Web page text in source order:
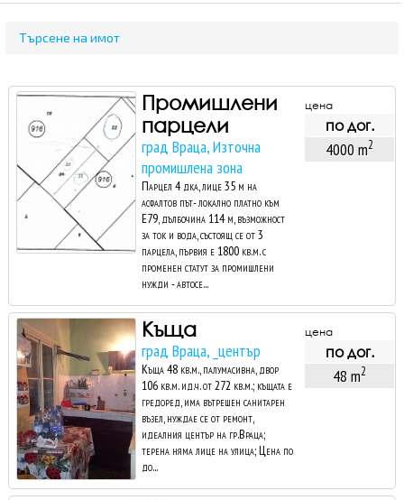
Търсене на имот
Промишлени
парцели
град Враца, Източна
промишлена зона
Парцел 4 дка, лице 35 м на
асфалтов път- локално платно към
Е79, дълбочина 114 м, възможност
за ток и вода, състоящ се от 3
парцела, първия е 1800 кв.м. с
променен статут за промишлени
нужди - автосе...
цена
по дог.
4000 m2
Къща
град Враца, _център
Къща 48 кв.м., палумасивна, двор
106 кв.м. ид.ч. от 272 кв.м.; къщата е
гредоред, има вътрешен санитарен
възел, нуждае се от ремонт,
идеалния център на гр.Враца;
терена няма лице на улица; Цена по
до...
цена
по дог.
48 m2